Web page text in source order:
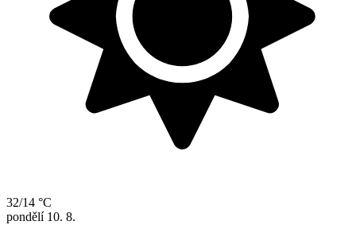
32/14 °C
pondělí 10. 8.